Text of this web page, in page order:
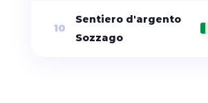
10
Sentiero d'argento
Sozzago